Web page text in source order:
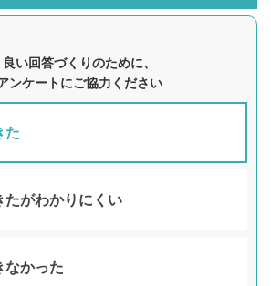
良い回答づくりのために、
ンケートにご協力ください
た
たがわかりにくい
なかった